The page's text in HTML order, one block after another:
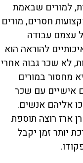
למורים שבאמת
חסרים, מורים
עצמם עבודה
להוראה הוא
לא שכר גבוה אחרי
מחסור במורים
אישיים עם שכר
אליהם אנשים.
ארז רוצה תוספת
יותר זמן יקבל